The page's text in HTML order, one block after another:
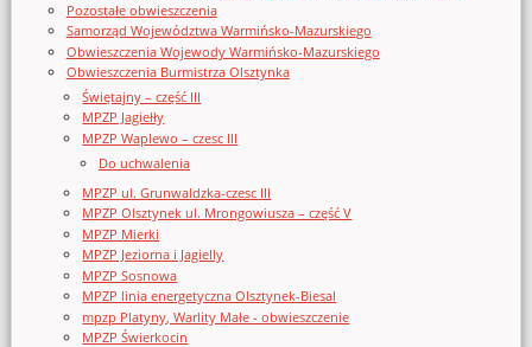
Pozostałe obwieszczenia
Samorząd Województwa Warmińsko-Mazurskiego
Obwieszczenia Wojewody Warmińsko-Mazurskiego
Obwieszczenia Burmistrza Olsztynka
Świętajny – część III
MPZP Jagiełły
MPZP Waplewo – czesc III
Do uchwalenia
MPZP ul. Grunwaldzka-czesc III
MPZP Olsztynek ul. Mrongowiusza – część V
MPZP Mierki
MPZP Jeziorna i Jagielly
MPZP Sosnowa
MPZP linia energetyczna Olsztynek-Biesal
mpzp Platyny, Warlity Małe - obwieszczenie
MPZP Świerkocin